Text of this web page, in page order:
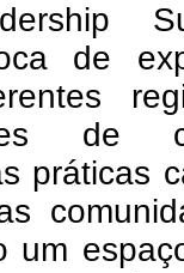
de
de
práticas
um